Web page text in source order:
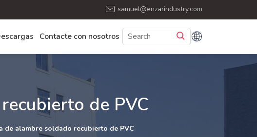
samuel@enzarindustry.com
Contacte con nosotros
de PVC
de alambre soldado recubierto de PVC